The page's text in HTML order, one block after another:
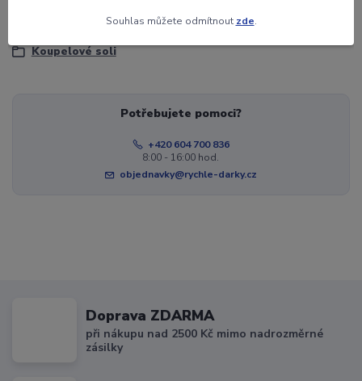
Koupelové soli
Potřebujete pomoci?
+420 604 700 836
8:00 - 16:00 hod.
objednavky@rychle-darky.cz
Doprava ZDARMA
při nákupu nad 2500 Kč mimo nadrozměrné
zásilky
Souhlas můžete odmítnout zde.